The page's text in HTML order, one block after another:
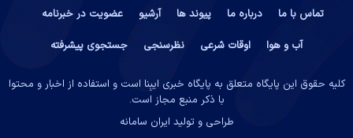
تماس با ما درباره ما پیوند ها آرشیو
عضویت در خبرنامه
آب و هوا
اوقات شرعی نظرسنجی جستجوی پیشرفته
کلیه حقوق این پایگاه متعلق به پایگاه خبری ایبِنا است و استفاده از اخبار و محتوا
با ذکر منبع مجاز است.
طراحی و تولید ایران سامانه